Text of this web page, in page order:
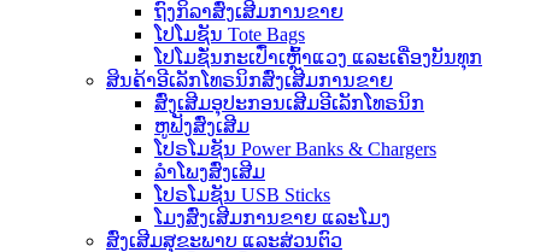
ຖົງກິລາສົ່ງເສີມການຂາຍ
ໂປໂມຊັນ Tote Bags
ໂປໂມຊັ່ນກະເປົ໋າເຫຼົ້າແວງ ແລະເຄື່ອງບັນທຸກ
ສິນຄ້າອີເລັກໂທຣນິກສົ່ງເສີມການຂາຍ
ສົ່ງເສີມອຸປະກອນເສີມອີເລັກໂທຣນິກ
ຫູຟັງສົ່ງເສີມ
ໂປຣໂມຊັນ Power Banks & Chargers
ລໍາໂພງສົ່ງເສີມ
ໂປຣໂມຊັນ USB Sticks
ໂມງສົ່ງເສີມການຂາຍ ແລະໂມງ
ສົ່ງເສີມສຸຂະພາບ ແລະສ່ວນຕົວ